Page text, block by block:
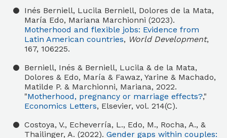
Inés Berniell, Lucila Berniell, Dolores de la Mata,
María Edo, Mariana Marchionni (2023).
Motherhood and flexible jobs: Evidence from
Latin American countries, World Development,
167, 106225.
Berniell, Inés & Berniell, Lucila & de la Mata,
Dolores & Edo, María & Fawaz, Yarine & Machado,
Matilde P. & Marchionni, Mariana, 2022.
"Motherhood, pregnancy or marriage effects?,"
Economics Letters, Elsevier, vol. 214(C).
Costoya, V., Echeverría, L., Edo, M., Rocha, A., &
Thailinger, A. (2022). Gender gaps within couples: